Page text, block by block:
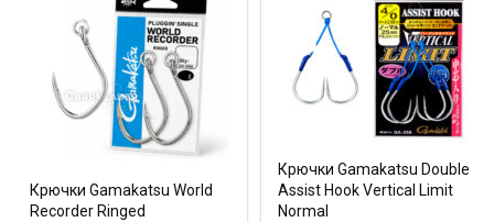
Крючки Gamakatsu World
Recorder Ringed
Крючки Gamakatsu Double
Assist Hook Vertical Limit
Normal